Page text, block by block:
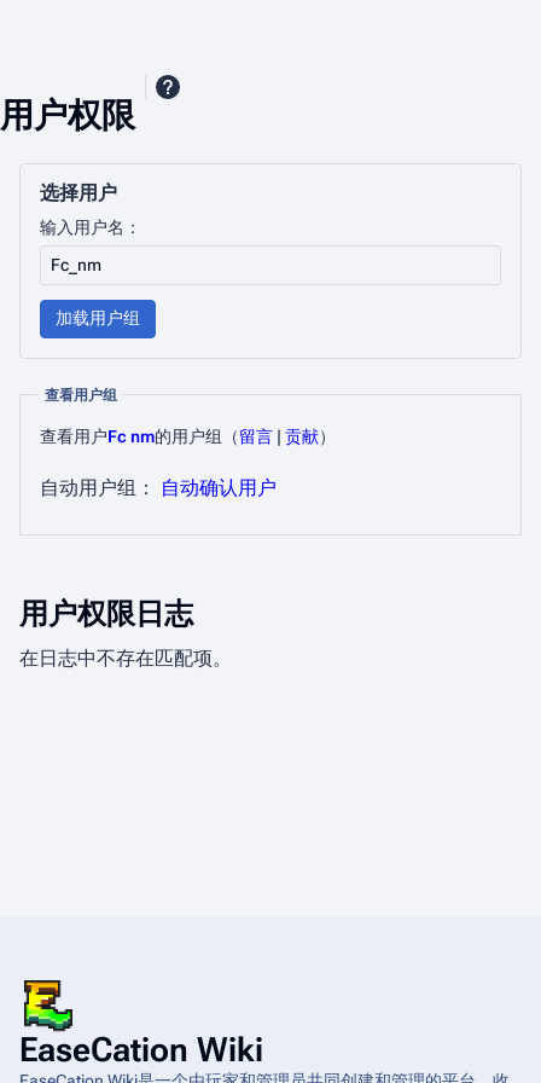
用户权限
选择用户
输入用户名：
加载用户组
查看用户组
查看用户Fc nm的用户组​ （留言 | 贡献）
自动用户组： 自动确认用户
用户权限日志
在日志中不存在匹配项。
EaseCation Wiki